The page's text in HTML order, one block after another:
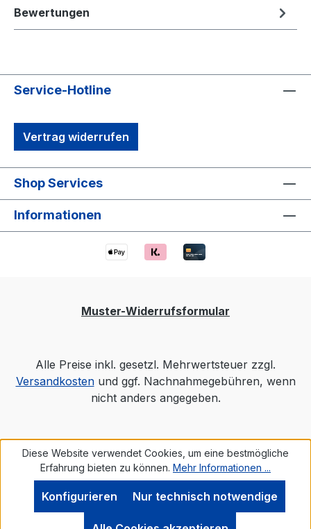
Werkzeugleiste anzeigen
Bewertungen
Service-Hotline
Vertrag widerrufen
Shop Services
Informationen
Muster-Widerrufsformular
Alle Preise inkl. gesetzl. Mehrwertsteuer zzgl.
Versandkostenund ggf. Nachnahmegebühren, wenn
nicht anders angegeben.
Diese Website verwendet Cookies, um eine bestmögliche
Erfahrung bieten zu können. Mehr Informationen ...
Nur technisch notwendige
Konfigurieren